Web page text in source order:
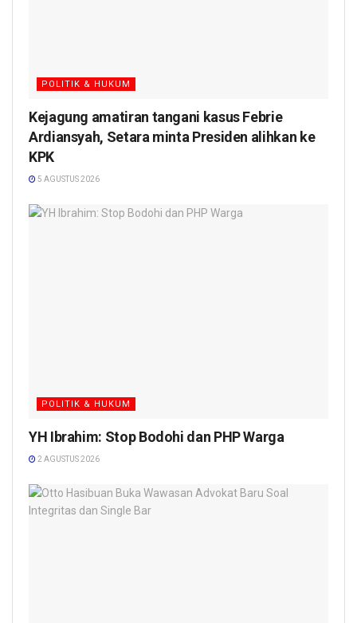
POLITIK & HUKUM
Kejagung amatiran tangani kasus Febrie
Ardiansyah, Setara minta Presiden alihkan ke
KPK
5 AGUSTUS 2026
POLITIK & HUKUM
YH Ibrahim: Stop Bodohi dan PHP Warga
2 AGUSTUS 2026